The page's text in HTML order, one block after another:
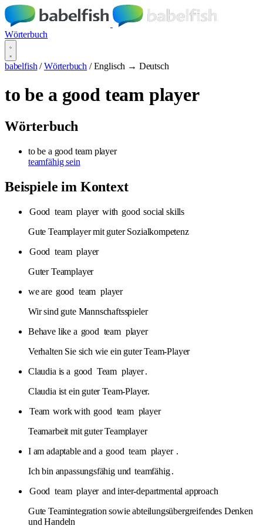
Wörterbuch
babelfish / Wörterbuch / Englisch → Deutsch
to be a good team player
Wörterbuch
to be a good team player
teamfähig sein
Beispiele im Kontext
Good team player with good social skills
Gute Teamplayer mit guter Sozialkompetenz
Good team player
Guter Teamplayer
we are good team player
Wir sind gute Mannschaftsspieler
Behave like a good team player
Verhalten Sie sich wie ein guter Team-Player
Claudia is a good Team player.
Claudia ist ein guter Team-Player.
Team work with good team player
Teamarbeit mit guter Teamplayer
I am adaptable and a good team player .
Ich bin anpassungsfähig und teamfähig .
Good team player and inter-departmental approach
Gute Teamintegration sowie abteilungsübergreifendes Denken
und Handeln